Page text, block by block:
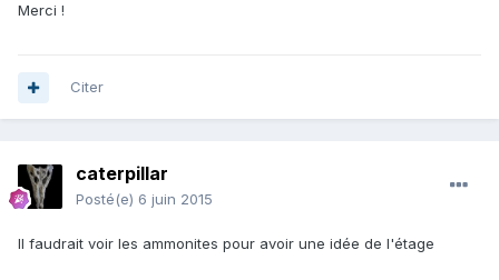
Merci !
Citer
caterpillar
Posté(e) 6 juin 2015
Il faudrait voir les ammonites pour avoir une idée de l'étage